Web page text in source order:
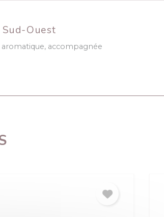
Ouest
accompagnée